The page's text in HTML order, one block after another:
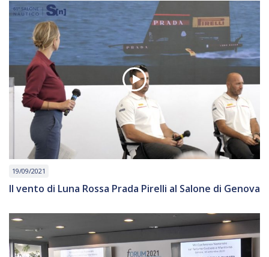
19/09/2021
Il vento di Luna Rossa Prada Pirelli al Salone di Genova